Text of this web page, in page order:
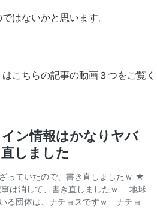
はないかと思います。
こちらの記事の動画３つをご覧く